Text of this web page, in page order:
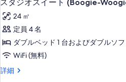
ル
ー
ム
(Dreaming)
の
す
ベ
ッ
ル
ー
(Dreaming)
タ
ジ
オ
ス
ー
スタジオスイート (Boogie-
24 ㎡
定員 4 名
ダブルベッド 1 台およびダブルソ
WiFi (無料)
詳細
ス